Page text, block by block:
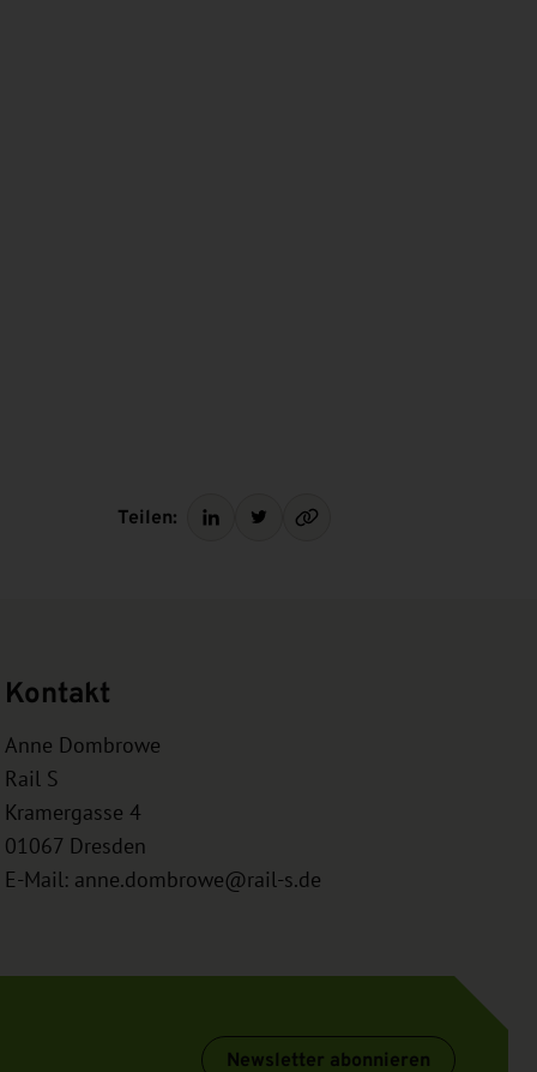
Teilen:
Kontakt
Anne Dombrowe
Rail S
Kramergasse 4
01067 Dresden
E-Mail: anne.dombrowe@rail-s.de
Newsletter abonnieren